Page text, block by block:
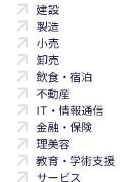
建設
製造
小売
卸売
飲食・宿泊
不動産
IT・情報通信
金融・保険
理美容
教育・学術支援
サービス